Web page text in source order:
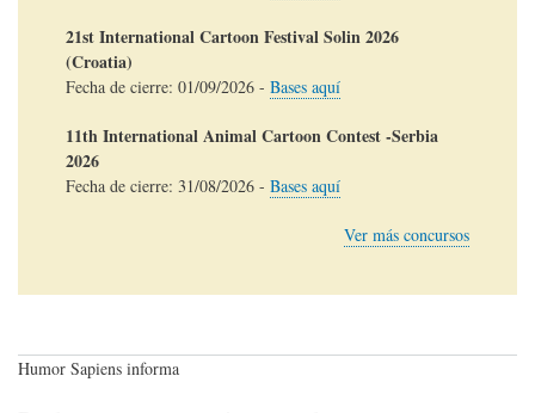
21st International Cartoon Festival Solin 2026
(Croatia)
Fecha de cierre: 01/09/2026 - Bases aquí
11th International Animal Cartoon Contest -Serbia
2026
Fecha de cierre: 31/08/2026 - Bases aquí
Ver más concursos
Humor Sapiens informa